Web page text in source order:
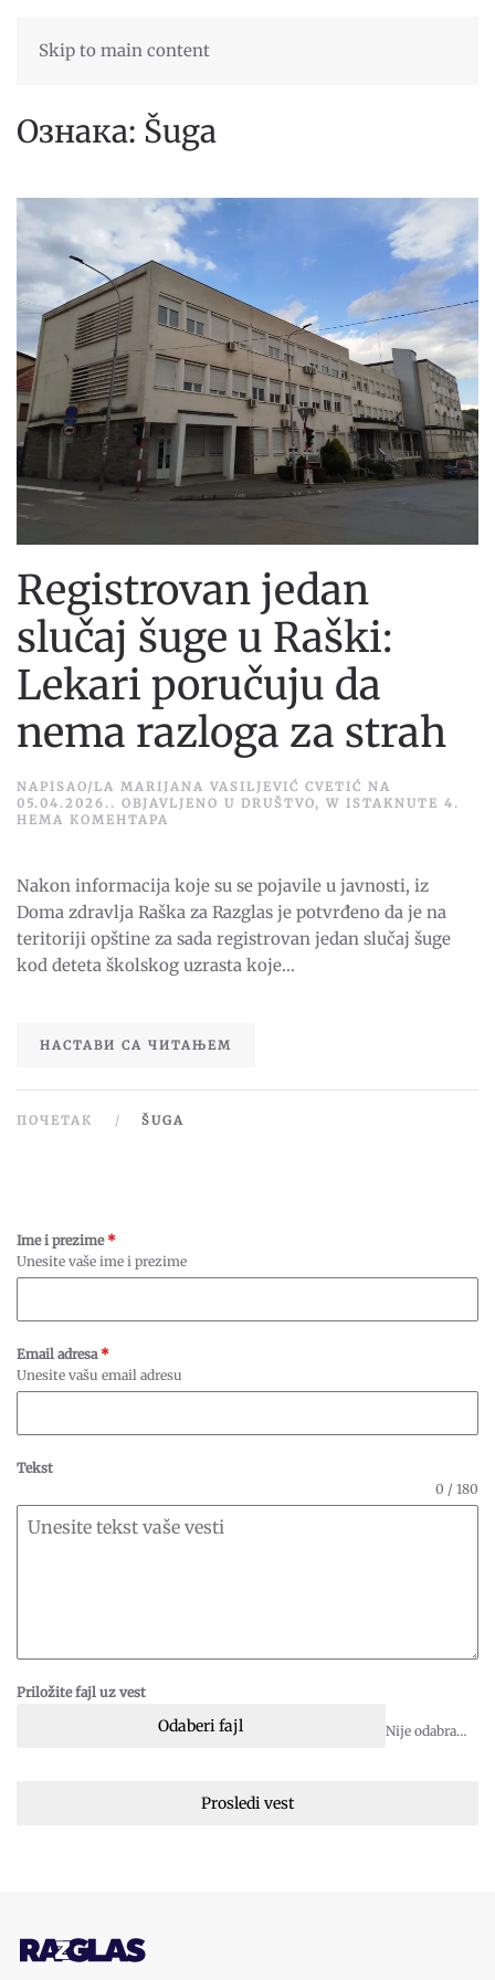
Skip to main content
Ознака: Šuga
Registrovan jedan
slučaj šuge u Raški:
Lekari poručuju da
nema razloga za strah
NAPISAO/LA MARIJANA VASILJEVIĆ CVETIĆ NA
05.04.2026. . OBJAVLJENO U DRUŠTVO, W ISTAKNUTE 4 .
НЕМА КОМЕНТАРА
ŠUGE
U
RAŠKI:
LEKARI
PORUČUJU
DA
Nakon informacija koje su se pojavile u javnosti, iz
Doma zdravlja Raška za Razglas je potvrđeno da je na
teritoriji opštine za sada registrovan jedan slučaj šuge
kod deteta školskog uzrasta koje...
НАСТАВИ СА ЧИТАЊЕМ
ПОЧЕТАК ŠUGA
Ime i prezime *
Unesite vaše ime i prezime
Email adresa *
Unesite vašu email adresu
Tekst
0 / 180
Priložite fajl uz vest
Odaberi fajl Nije odabran fajl
Prosledi vest